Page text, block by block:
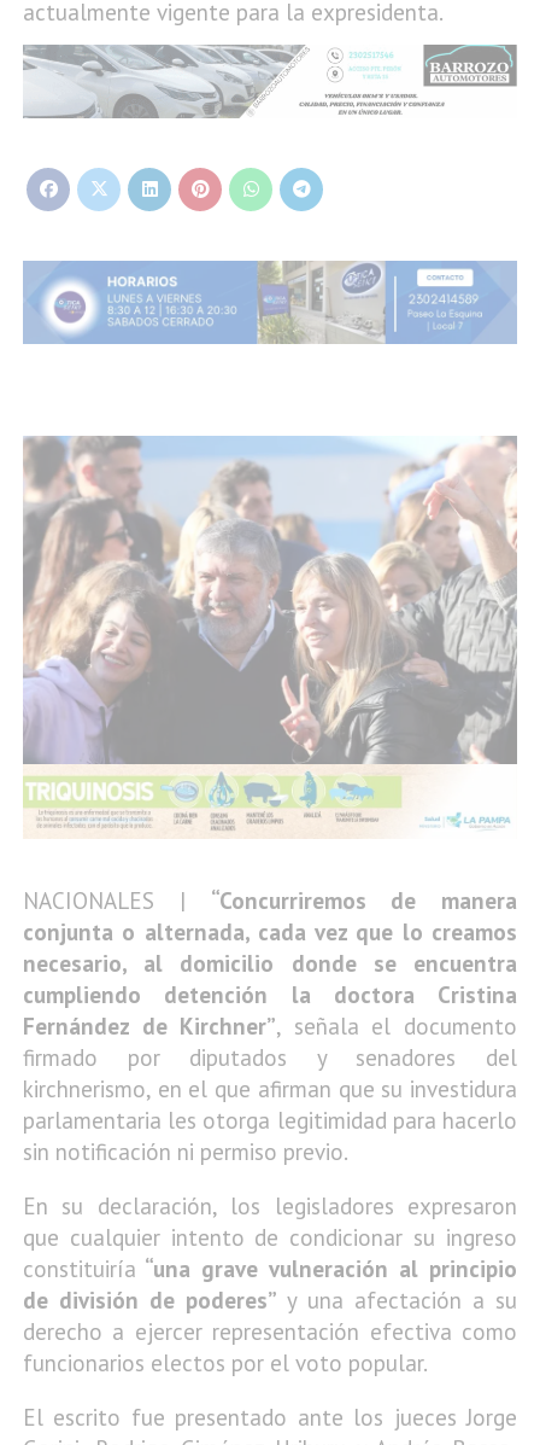
actualmente vigente para la expresidenta.
NACIONALES | “Concurriremos de manera
conjunta o alternada, cada vez que lo creamos
necesario, al domicilio donde se encuentra
cumpliendo detención la doctora Cristina
Fernández de Kirchner”, señala el documento
firmado por diputados y senadores del
kirchnerismo, en el que afirman que su investidura
parlamentaria les otorga legitimidad para hacerlo
sin notificación ni permiso previo.
En su declaración, los legisladores expresaron
que cualquier intento de condicionar su ingreso
constituiría “una grave vulneración al principio
de división de poderes” y una afectación a su
derecho a ejercer representación efectiva como
funcionarios electos por el voto popular.
El escrito fue presentado ante los jueces Jorge